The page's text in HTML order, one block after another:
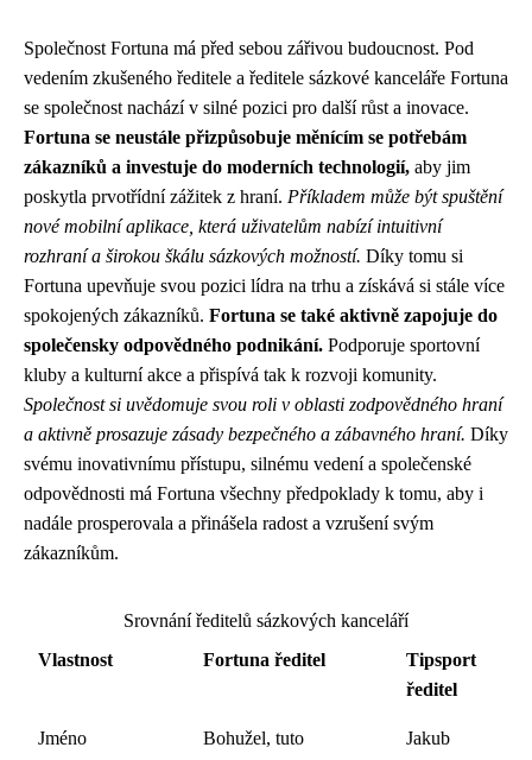
Společnost Fortuna má před sebou zářivou budoucnost. Pod
vedením zkušeného ředitele a ředitele sázkové kanceláře Fortuna
se společnost nachází v silné pozici pro další růst a inovace.
Fortuna se neustále přizpůsobuje měnícím se potřebám
zákazníků a investuje do moderních technologií, aby jim
poskytla prvotřídní zážitek z hraní. Příkladem může být spuštění
nové mobilní aplikace, která uživatelům nabízí intuitivní
rozhraní a širokou škálu sázkových možností. Díky tomu si
Fortuna upevňuje svou pozici lídra na trhu a získává si stále více
spokojených zákazníků. Fortuna se také aktivně zapojuje do
společensky odpovědného podnikání. Podporuje sportovní
kluby a kulturní akce a přispívá tak k rozvoji komunity.
Společnost si uvědomuje svou roli v oblasti zodpovědného hraní
a aktivně prosazuje zásady bezpečného a zábavného hraní. Díky
svému inovativnímu přístupu, silnému vedení a společenské
odpovědnosti má Fortuna všechny předpoklady k tomu, aby i
nadále prosperovala a přinášela radost a vzrušení svým
zákazníkům.
Srovnání ředitelů sázkových kanceláří
Vlastnost
Fortuna ředitel
Tipsport
ředitel
Jméno
Bohužel, tuto
Jakub